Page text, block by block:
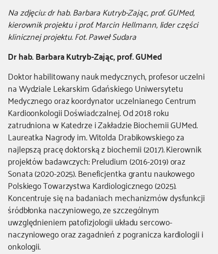
Kierownik
-
dodatkowe
Na zdjęciu: dr hab. Barbara Kutryb-Zając, prof. GUMed,
kierownik projektu i prof. Marcin Hellmann, lider części
klinicznej projektu. Fot. Paweł Sudara
Dr hab. Barbara Kutryb-Zając, prof. GUMed
Doktor habilitowany nauk medycznych, profesor uczelni
na Wydziale Lekarskim Gdańskiego Uniwersytetu
Medycznego oraz koordynator uczelnianego Centrum
Kardioonkologii Doświadczalnej. Od 2018 roku
zatrudniona w Katedrze i Zakładzie Biochemii GUMed.
Laureatka Nagrody im. Witolda Drabikowskiego za
najlepszą pracę doktorską z biochemii (2017). Kierownik
projektów badawczych: Preludium (2016-2019) oraz
Sonata (2020-2025). Beneficjentka grantu naukowego
Polskiego Towarzystwa Kardiologicznego (2025).
Koncentruje się na badaniach mechanizmów dysfunkcji
śródbłonka naczyniowego, ze szczególnym
uwzględnieniem patofizjologii układu sercowo-
naczyniowego oraz zagadnień z pogranicza kardiologii i
onkologii.